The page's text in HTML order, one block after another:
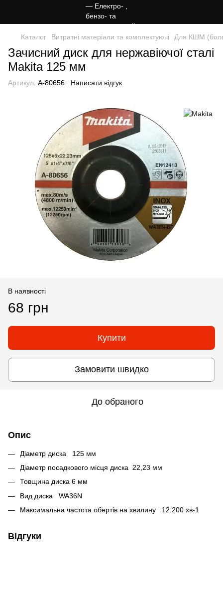
Каталог Витратні матеріали та комплектуючі Для КШМ
Зачисний диск для нержавіючої сталі
Makita 125 мм
Артикул: A-80656 Написати відгук
В наявності
68 грн
Купити
Замовити швидко
До обраного
Опис
Діаметр диска 125 мм
Діаметр посадкового місця диска 22,23 мм
Товщина диска 6 мм
Вид диска WA36N
Максимальна частота обертів на хвилину 12.200 хв-1
Відгуки